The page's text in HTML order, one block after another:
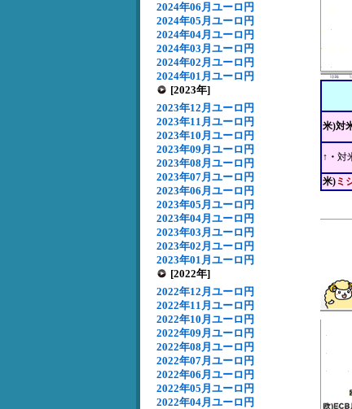
2024年06月ユーロ円
2024年05月ユーロ円
2024年04月ユーロ円
2024年03月ユーロ円
2024年02月ユーロ円
2024年01月ユーロ円
[2023年]
2023年12月ユーロ円
2023年11月ユーロ円
2023年10月ユーロ円
2023年09月ユーロ円
2023年08月ユーロ円
2023年07月ユーロ円
2023年06月ユーロ円
2023年05月ユーロ円
2023年04月ユーロ円
2023年03月ユーロ円
2023年02月ユーロ円
2023年01月ユーロ円
[2022年]
2022年12月ユーロ円
2022年11月ユーロ円
2022年10月ユーロ円
2022年09月ユーロ円
2022年08月ユーロ円
2022年07月ユーロ円
2022年06月ユーロ円
2022年05月ユーロ円
2022年04月ユーロ円
米)対
↑・ 対
米) ミ